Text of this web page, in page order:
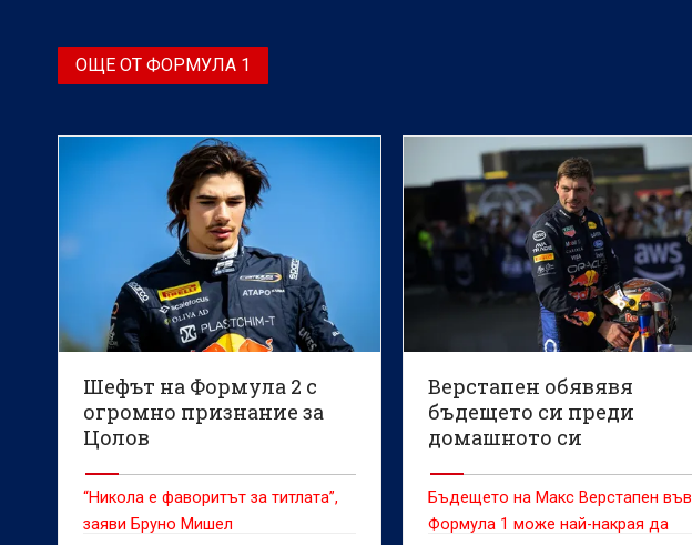
ОЩЕ ОТ ФОРМУЛА 1
Шефът на Формула 2 с
огромно признание за
Цолов
“Никола е фаворитът за титлата”,
заяви Бруно Мишел
Верстапен обявявя
бъдещето си преди
домашното си
Бъдещето на Макс Верстапен във
Формула 1 може най-накрая да